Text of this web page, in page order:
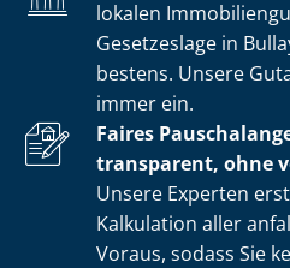
lokalen
Gesetzeslage in
bestens. Unsere
immer ein.
Faires
transparent, ohne
Unsere Experten
Kalkulation aller
Voraus, sodass Sie